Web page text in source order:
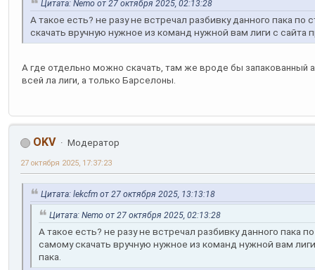
Цитата: Nemo от 27 октября 2025, 02:13:28
А такое есть? не разу не встречал разбивку данного пака
скачать вручную нужное из команд нужной вам лиги с сайта
А где отдельно можно скачать, там же вроде бы запакованный
всей ла лиги, а только Барселоны.
OKV Модератор
27 октября 2025, 17:37:23
Цитата: lekcfm от 27 октября 2025, 13:13:18
Цитата: Nemo от 27 октября 2025, 02:13:28
А такое есть? не разу не встречал разбивку данного пака
самому скачать вручную нужное из команд нужной вам
пака.